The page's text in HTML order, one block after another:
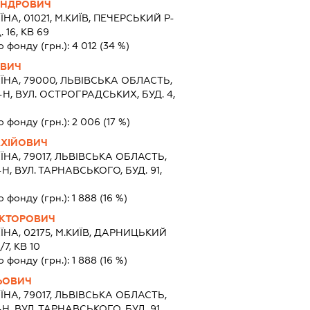
01021, М.КИЇВ, ПЕЧЕРСЬКИЙ Р-
16, КВ 69
фонду (грн.):4 012 (34 %)
79000, ЛЬВIВСЬКА ОБЛАСТЬ,
ВУЛ. ОСТРОГРАДСЬКИХ, БУД. 4,
фонду (грн.):2 006 (17 %)
79017, ЛЬВIВСЬКА ОБЛАСТЬ,
ВУЛ. ТАРНАВСЬКОГО, БУД. 91,
фонду (грн.):1 888 (16 %)
02175, М.КИЇВ, ДАРНИЦЬКИЙ
КВ 10
фонду (грн.):1 888 (16 %)
79017, ЛЬВIВСЬКА ОБЛАСТЬ,